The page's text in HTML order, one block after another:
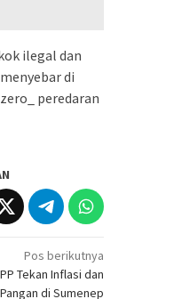
ilegal dan
di
peredaran
Pos berikutnya
Tekan Inflasi dan
di Sumenep